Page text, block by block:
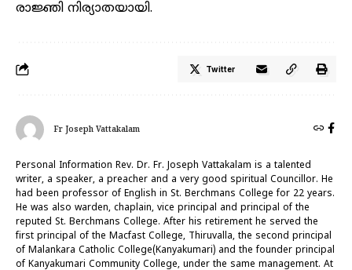
രാജ്ഞി നിര്യാതയായി.
Twitter
Fr Joseph Vattakalam
Personal Information Rev. Dr. Fr. Joseph Vattakalam is a talented
writer, a speaker, a preacher and a very good spiritual Councillor. He
had been professor of English in St. Berchmans College for 22 years.
He was also warden, chaplain, vice principal and principal of the
reputed St. Berchmans College. After his retirement he served the
first principal of the Macfast College, Thiruvalla, the second principal
of Malankara Catholic College(Kanyakumari) and the founder principal
of Kanyakumari Community College, under the same management. At